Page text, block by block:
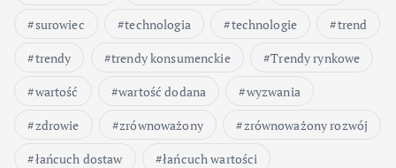
surowiec
technologia technologie
trend
trendy
trendy konsumenckie
Trendy rynkowe
wartość
wartość dodana
wyzwania
zdrowie
zrównoważony
zrównoważony rozwój
łańcuch dostaw
łańcuch wartości